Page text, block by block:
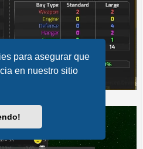
para asegurar que
en nuestro sitio